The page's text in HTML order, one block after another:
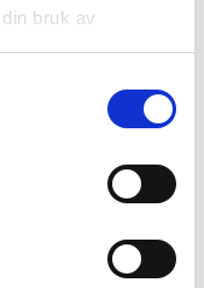
bruk av
TREMBLE